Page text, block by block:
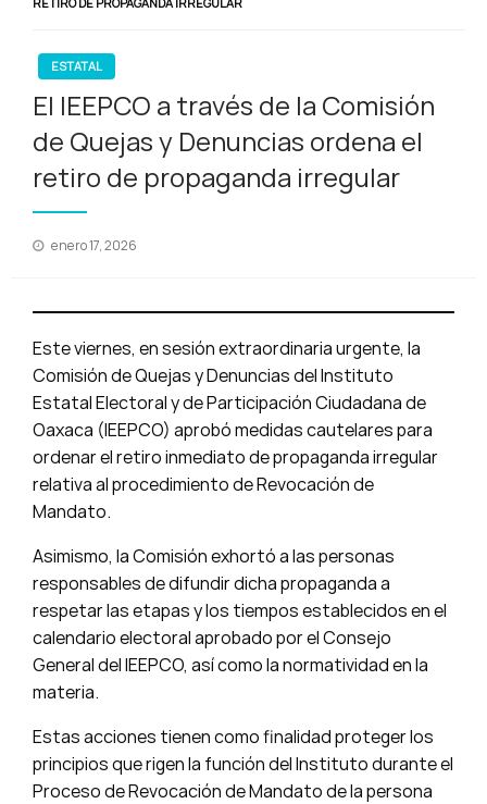
ESTATAL
El IEEPCO a través de la Comisión
de Quejas y Denuncias ordena el
retiro de propaganda irregular
Publicado
enero 17, 2026
Este viernes, en sesión extraordinaria urgente, la
Comisión de Quejas y Denuncias del Instituto
Estatal Electoral y de Participación Ciudadana de
Oaxaca (IEEPCO) aprobó medidas cautelares para
ordenar el retiro inmediato de propaganda irregular
relativa al procedimiento de Revocación de
Mandato.
Asimismo, la Comisión exhortó a las personas
responsables de difundir dicha propaganda a
respetar las etapas y los tiempos establecidos en el
calendario electoral aprobado por el Consejo
General del IEEPCO, así como la normatividad en la
materia.
Estas acciones tienen como finalidad proteger los
principios que rigen la función del Instituto durante el
Proceso de Revocación de Mandato de la persona